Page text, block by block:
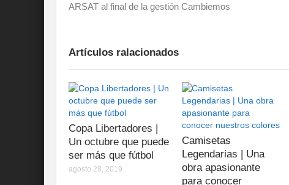
ARSAT al final de la gestión Cambiemos
Artículos ralacionados
Copa Libertadores |
Un octubre que puede
ser más que fútbol
agosto 28, 2019
Camisetas
Legendarias | Una
obra apasionante
para conocer